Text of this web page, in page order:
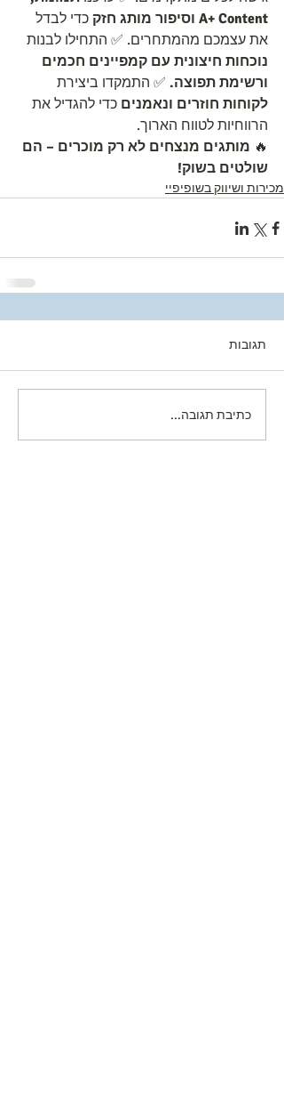
A+ Content וסיפור מותג חזק
כדי לבדל
את עצמכם מהמתחרים. ✅ התחילו לבנות
נוכחות חיצונית עם קמפיינים חכמים
ורשימת תפוצה. ✅ התמקדו ביצירת
לקוחות חוזרים ונאמנים כדי להגדיל את
הרווחיות לטווח הארוך.
🔥 מותגים מנצחים לא רק מוכרים – הם
שולטים בשוק!
מכירות ושיווק בשופיפיי
תגובות
כתיבת תגובה...